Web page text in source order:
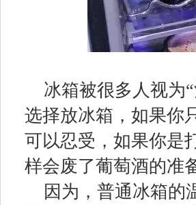
冰箱被很多人视为
选择放冰箱，如果你
可以忍受，如果你是
样会废了葡萄酒的准
因为，普通冰箱的